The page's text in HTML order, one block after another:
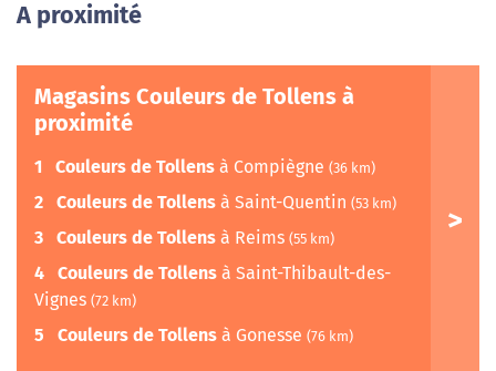
A proximité
Magasins Couleurs de Tollens à
proximité
1 Couleurs de Tollens à Compiègne (36 km)
2 Couleurs de Tollens à Saint-Quentin (53 km)
3 Couleurs de Tollens à Reims (55 km)
4 Couleurs de Tollens à Saint-Thibault-des-
Vignes (72 km)
5 Couleurs de Tollens à Gonesse (76 km)